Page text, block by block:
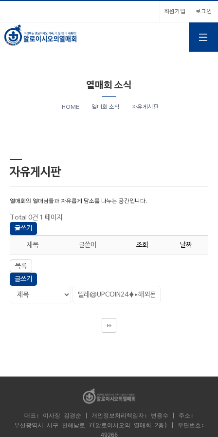
회원가입 로그인
열매회 소식
HOME 열매회 소식 자유게시판
자유게시판
열매회의 열매님들과 자유롭게 담소를 나누는 공간입니다.
Total 0건 1 페이지
글쓰기
제목 글쓴이 조회 날짜
목록
글쓰기
대표: 이사장 김경순 | 개인정보처리책임자: 변용수 | 주소:
부산광역시 서구 천해남로 7(알로이시오의 열매회 2층) | 우편번호:
49266